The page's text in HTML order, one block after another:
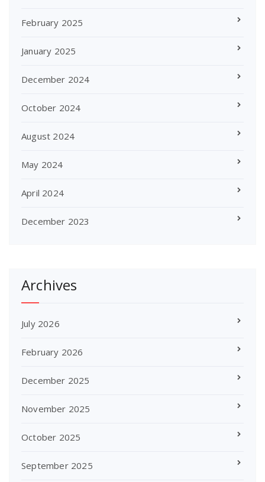
February 2025
January 2025
December 2024
October 2024
August 2024
May 2024
April 2024
December 2023
Archives
July 2026
February 2026
December 2025
November 2025
October 2025
September 2025